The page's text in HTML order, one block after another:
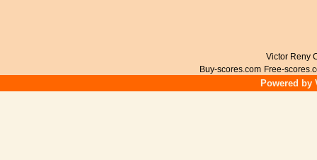
Victor Reny
Buy-scores.com Free-
Powered by